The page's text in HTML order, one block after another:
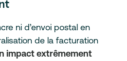
ni d’envoi postal en
de la facturation
impact extrêmement